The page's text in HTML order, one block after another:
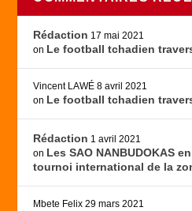
Rédaction 17 mai 2021
on Le football tchadien
Vincent LAWÉ 8 avril 2021
on Le football tchadien
Rédaction 1 avril 2021
on Les SAO NANBUDOKAS
tournoi international de la
Mbete Felix 29 mars 2021